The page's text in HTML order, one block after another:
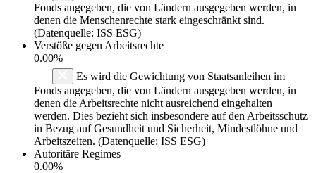
Fonds angegeben, die von Ländern ausgegeben werden, in
denen die Menschenrechte stark eingeschränkt sind.
(Datenquelle: ISS ESG)
Verstöße gegen Arbeitsrechte
0.00%
Es wird die Gewichtung von Staatsanleihen im
Fonds angegeben, die von Ländern ausgegeben werden, in
denen die Arbeitsrechte nicht ausreichend eingehalten
werden. Dies bezieht sich insbesondere auf den Arbeitsschutz
in Bezug auf Gesundheit und Sicherheit, Mindestlöhne und
Arbeitszeiten. (Datenquelle: ISS ESG)
Autoritäre Regimes
0.00%